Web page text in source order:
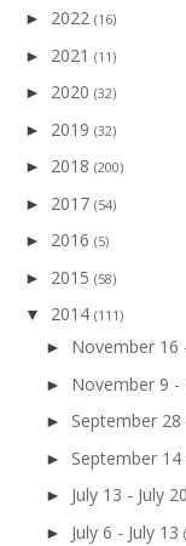
► 2022 (16)
► 2021 (11)
► 2020 (32)
► 2019 (32)
► 2018 (200)
► 2017 (54)
► 2016 (5)
► 2015 (58)
▼ 2014 (111)
► November 16
► November 9 -
► September
► September
► July 13 - July 20
► July 6 - July 13